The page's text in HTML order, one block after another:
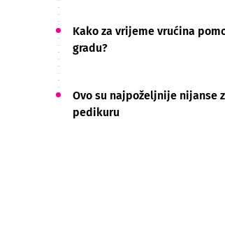
Kako za vrijeme vrućina
gradu?
Ovo su najpoželjnije nijanse
pedikuru